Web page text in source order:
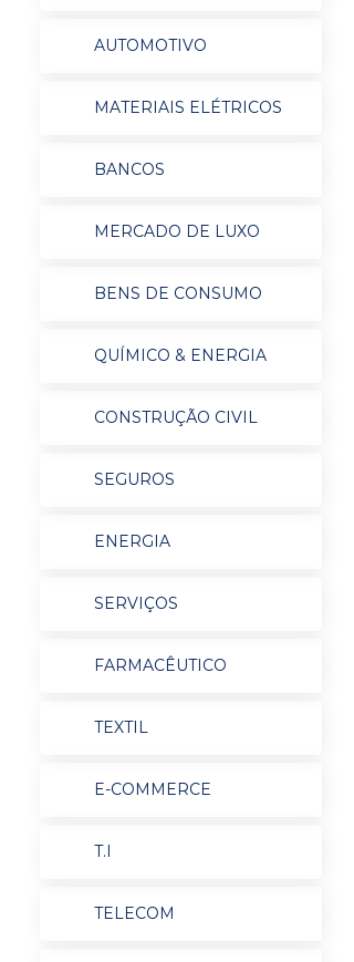
AUTOMOTIVO
MATERIAIS ELÉTRICOS
BANCOS
MERCADO DE LUXO
BENS DE CONSUMO
QUÍMICO & ENERGIA
CONSTRUÇÃO CIVIL
SEGUROS
ENERGIA
SERVIÇOS
FARMACÊUTICO
TEXTIL
E-COMMERCE
T.I
TELECOM